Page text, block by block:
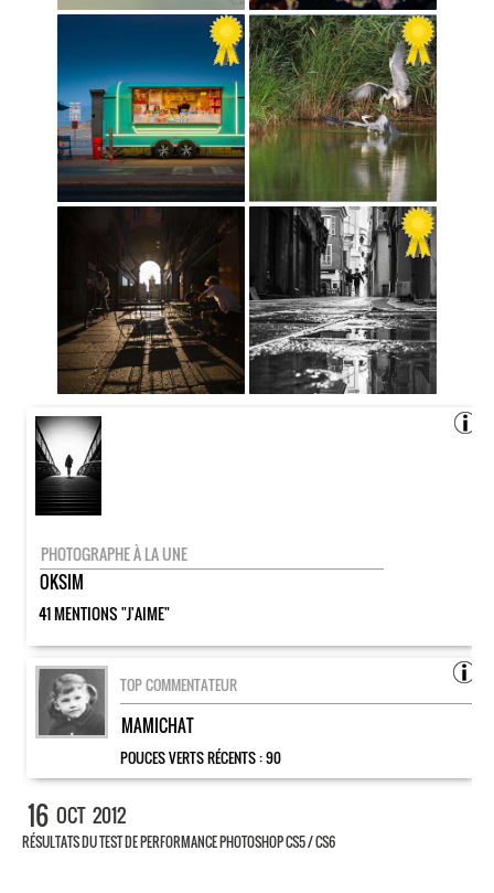
PHOTOGRAPHE À LA UNE
OKSIM
41 MENTIONS "J'AIME"
TOP COMMENTATEUR
MAMICHAT
POUCES VERTS RÉCENTS :90
16 OCT 2012
RÉSULTATS DU TEST DE PERFORMANCE PHOTOSHOP CS5 / CS6